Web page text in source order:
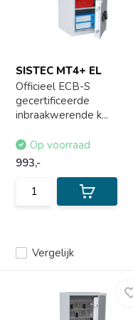
SISTEC MT4+ EL
Officieel ECB-S
gecertificeerde
inbraakwerende k...
Vergelijk
Op voorraad
993,-